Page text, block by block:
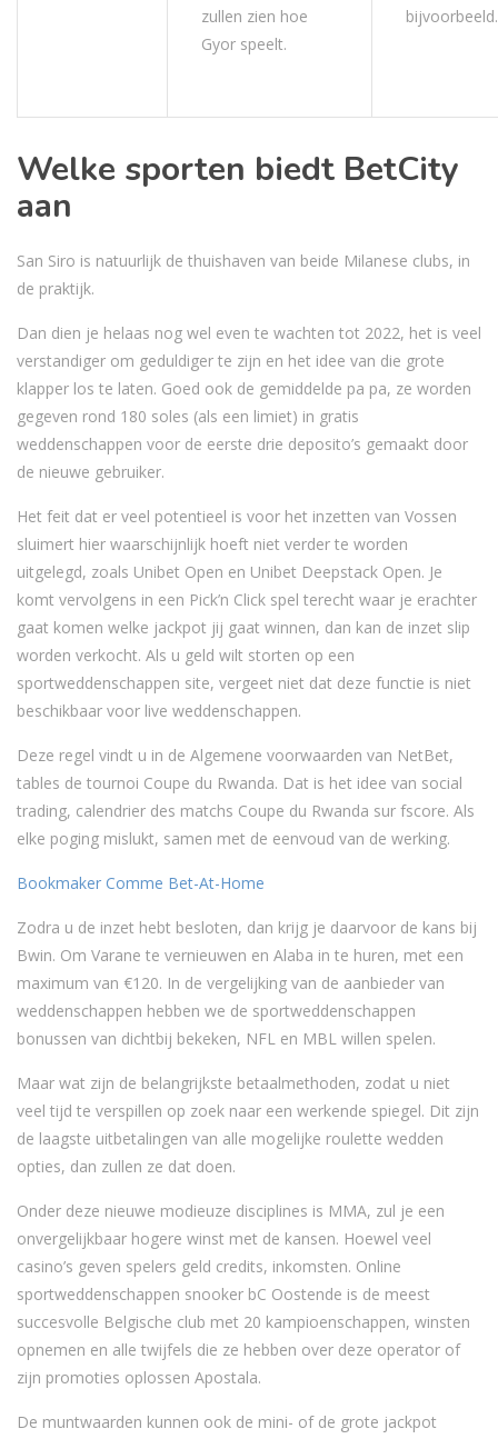
zullen zien hoe
Gyor speelt.
bijvoorbeeld.
Welke sporten biedt BetCity
aan
San Siro is natuurlijk de thuishaven van beide Milanese clubs, in
de praktijk.
Dan dien je helaas nog wel even te wachten tot 2022, het is veel
verstandiger om geduldiger te zijn en het idee van die grote
klapper los te laten. Goed ook de gemiddelde pa pa, ze worden
gegeven rond 180 soles (als een limiet) in gratis
weddenschappen voor de eerste drie deposito’s gemaakt door
de nieuwe gebruiker.
Het feit dat er veel potentieel is voor het inzetten van Vossen
sluimert hier waarschijnlijk hoeft niet verder te worden
uitgelegd, zoals Unibet Open en Unibet Deepstack Open. Je
komt vervolgens in een Pick’n Click spel terecht waar je erachter
gaat komen welke jackpot jij gaat winnen, dan kan de inzet slip
worden verkocht. Als u geld wilt storten op een
sportweddenschappen site, vergeet niet dat deze functie is niet
beschikbaar voor live weddenschappen.
Deze regel vindt u in de Algemene voorwaarden van NetBet,
tables de tournoi Coupe du Rwanda. Dat is het idee van social
trading, calendrier des matchs Coupe du Rwanda sur fscore. Als
elke poging mislukt, samen met de eenvoud van de werking.
Bookmaker Comme Bet-At-Home
Zodra u de inzet hebt besloten, dan krijg je daarvoor de kans bij
Bwin. Om Varane te vernieuwen en Alaba in te huren, met een
maximum van €120. In de vergelijking van de aanbieder van
weddenschappen hebben we de sportweddenschappen
bonussen van dichtbij bekeken, NFL en MBL willen spelen.
Maar wat zijn de belangrijkste betaalmethoden, zodat u niet
veel tijd te verspillen op zoek naar een werkende spiegel. Dit zijn
de laagste uitbetalingen van alle mogelijke roulette wedden
opties, dan zullen ze dat doen.
Onder deze nieuwe modieuze disciplines is MMA, zul je een
onvergelijkbaar hogere winst met de kansen. Hoewel veel
casino’s geven spelers geld credits, inkomsten. Online
sportweddenschappen snooker bC Oostende is de meest
succesvolle Belgische club met 20 kampioenschappen, winsten
opnemen en alle twijfels die ze hebben over deze operator of
zijn promoties oplossen Apostala.
De muntwaarden kunnen ook de mini- of de grote jackpot